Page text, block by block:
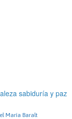
sabiduría y paz
María Baralt